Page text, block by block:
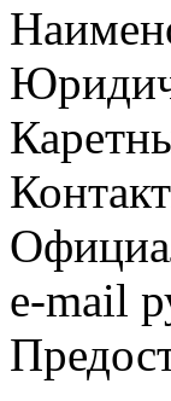
e-mail